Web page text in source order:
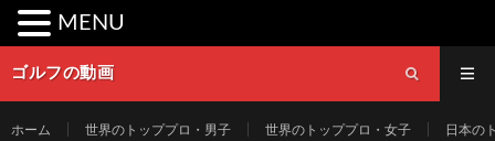
ゴルフの動画
ホーム 世界のトッププロ・男子 世界のトッププロ・女子 日本の
MENU